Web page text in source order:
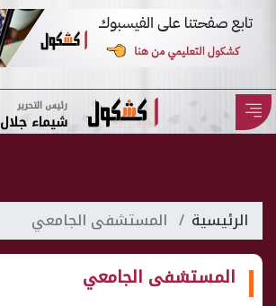
رئيس التحرير
شيماء جلال
الرئيسية المستشفى الجامعي
المستشفى الجامعي